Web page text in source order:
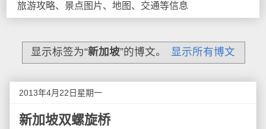
旅游攻略、景点图片、地图、交通等信息
显示标签为“新加坡”的博文。 显示所有博文
2013年4月22日星期一
新加坡双螺旋桥